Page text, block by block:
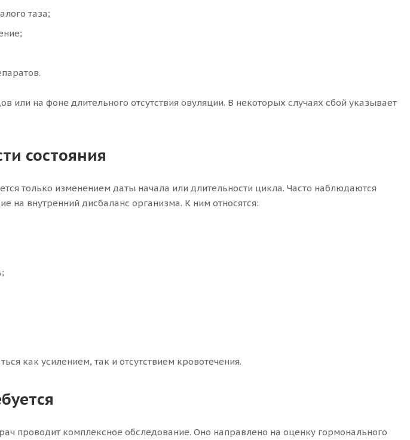
таза;
или на фоне длительного отсутствия овуляции. В некоторых случаях сбой указывает
состояния
только изменением даты начала или длительности цикла. Часто наблюдаются
внутренний дисбаланс организма. К ним относятся:
как усилением, так и отсутствием кровотечения.
проводит комплексное обследование. Оно направлено на оценку гормонального